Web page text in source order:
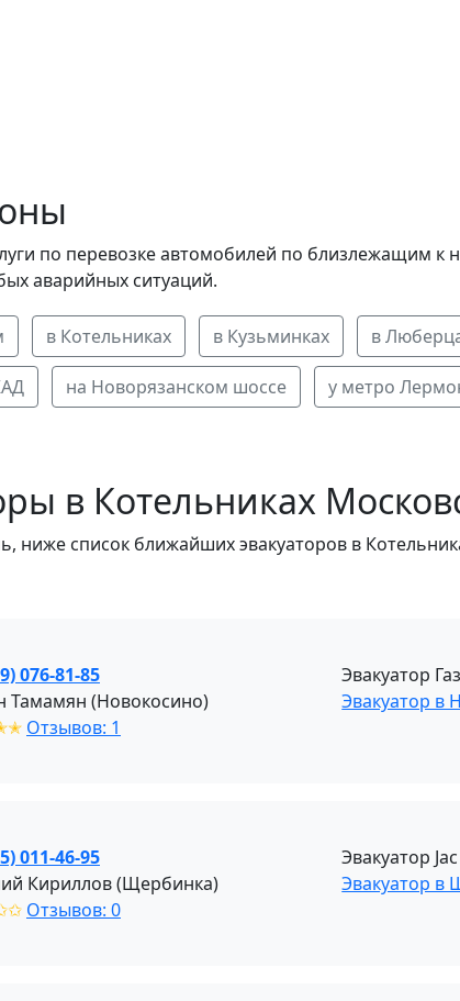
по перевозке автомобилей по близлежащим к
аварийных ситуаций.
в Котельниках в Кузьминках в
на Новорязанском шоссе у метро
в Котельниках
ниже список ближайших эвакуаторов в
076-81-85
Тамамян (Новокосино)
Отзывов: 1
Эвакуатор
Эвакуатор в
011-46-95
Кириллов (Щербинка)
Отзывов: 0
Эвакуатор
Эвакуатор в